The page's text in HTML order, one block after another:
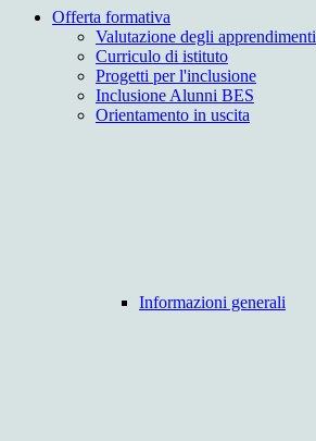
Offerta formativa
Valutazione degli apprendimenti
Curriculo di istituto
Progetti per l'inclusione
Inclusione Alunni BES
Orientamento in uscita
Informazioni generali